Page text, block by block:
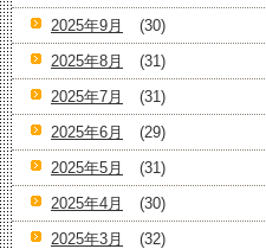
2025年9月
(30)
2025年8月
(31)
2025年7月
(31)
2025年6月
(29)
2025年5月
(31)
2025年4月
(30)
2025年3月
(32)